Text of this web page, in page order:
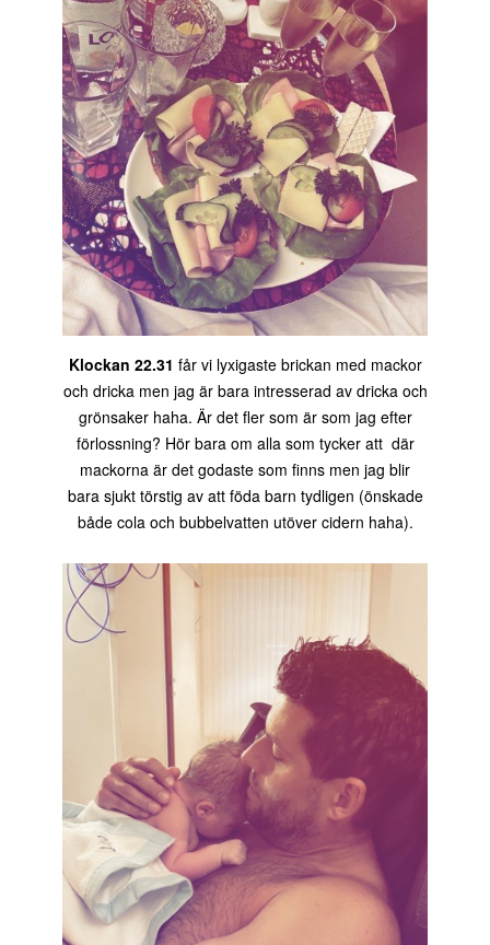
Klockan 22.31 får vi lyxigaste brickan med mackor
och dricka men jag är bara intresserad av dricka och
grönsaker haha. Är det fler som är som jag efter
förlossning? Hör bara om alla som tycker att där
mackorna är det godaste som finns men jag blir
bara sjukt törstig av att föda barn tydligen (önskade
både cola och bubbelvatten utöver cidern haha).